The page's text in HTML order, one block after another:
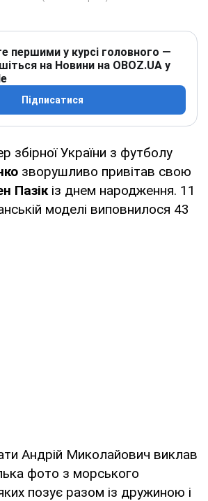
першими у курсі головного —
на Новини на OBOZ.UA у
Підписатися
збірної України з футболу
зворушливо привітав свою
Пазікіз днем народження. 11
моделі виповнилося 43
Андрій Миколайович виклав
фото з морського
позує разом із дружиною і